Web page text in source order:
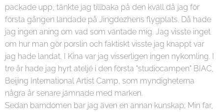
packade upp, tänkte jag tillbaka på den kväll då jag för
första gången landade på Jingdezhens flygplats. Då hade
jag ingen aning om vad som väntade mig. Jag visste inget
om hur man gör porslin och faktiskt visste jag knappt var
jag hade landat. I Kina var jag visserligen ingen nykomling. I
tre år hade jag hyrt ateljé i den första "studiocampen" BIAC,
Beijing International Artist Camp, som myndigheterna
några år senare jämnade med marken.
Sedan barndomen bar jag även en annan kunskap; Min far,